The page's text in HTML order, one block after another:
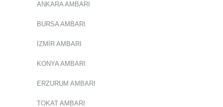
ANKARA AMBARI
BURSA AMBARI
İZMİR AMBARI
KONYA AMBARI
ERZURUM AMBARI
TOKAT AMBARI